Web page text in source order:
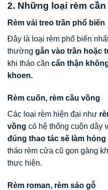
2. Những loại rèm
Rèm vải treo trần phổ biến
Đây là loại rèm phổ biến
thường gắn vào trần hoặc
khi tháo cần cẩn thận
khoen.
Rèm cuốn, rèm cầu vồng
Các loại rèm hiện đại như
vồng có hệ thống cuộn dây
đúng thao tác sẽ làm
tháo rèm cửa cũ gọn gàng
thực hiện.
Rèm roman, rèm sáo gỗ